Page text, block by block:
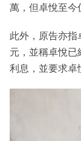
萬，但卓悅至今
此外，原告亦
元，並稱卓悅已
利息，並要求卓